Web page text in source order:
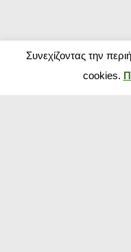
Συνεχίζοντας την
cookies.